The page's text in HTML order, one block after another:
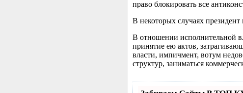
право блокировать все
В некоторых случаях
В отношении исполнительной
принятие ею актов,
власти, импичмент, вотум
структур, заниматься